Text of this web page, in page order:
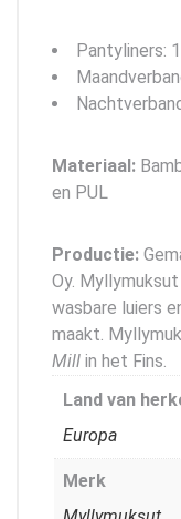
Pantyliners:
Materiaal:
en PUL
Productie:
Oy.
wasbare luiers
maakt.
Mill in het Fins.
Land van
Europa
Merk